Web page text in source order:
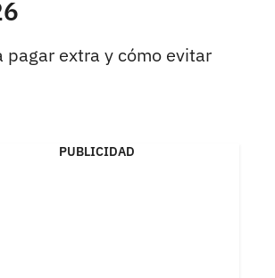
pagar extra y cómo evitar
PUBLICIDAD